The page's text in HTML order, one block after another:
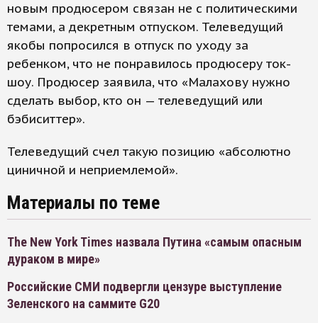
новым продюсером связан не с политическими
темами, а декретным отпуском. Телеведущий
якобы попросился в отпуск по уходу за
ребенком, что не понравилось продюсеру ток-
шоу. Продюсер заявила, что «Малахову нужно
сделать выбор, кто он — телеведущий или
бэбиситтер».
Телеведущий счел такую позицию «абсолютно
циничной и неприемлемой».
Материалы по теме
The New York Times назвала Путина «самым опасным
дураком в мире»
Российские СМИ подвергли цензуре выступление
Зеленского на саммите G20